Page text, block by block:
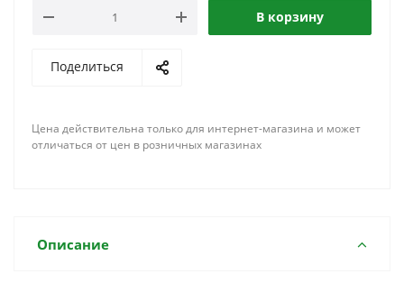
В корзину
Поделиться
Цена действительна только для интернет-магазина и может
отличаться от цен в розничных магазинах
Описание